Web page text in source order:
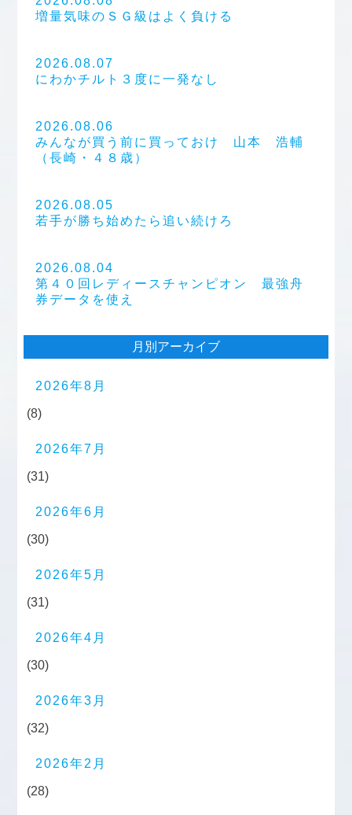
増量気味のＳＧ級はよく負ける
2026.08.07
にわかチルト３度に一発なし
2026.08.06
みんなが買う前に買っておけ 山本 浩輔
（長崎・４８歳）
2026.08.05
若手が勝ち始めたら追い続けろ
2026.08.04
第４０回レディースチャンピオン 最強舟
券データを使え
月別アーカイブ
2026年8月
(8)
2026年7月
(31)
2026年6月
(30)
2026年5月
(31)
2026年4月
(30)
2026年3月
(32)
2026年2月
(28)